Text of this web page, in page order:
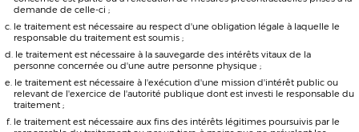
Données recueillies de façon non automatique
Nous ne collectons pas de données supplémentaires lorsque l’utilisateur
remplit certaines fonctions sur notre site.
atteindre l’objectif énoncé dans cette politique de confidentialité. Nous ne
recueillerons pas de données supplémentaires sans vous en informer au
préalable.
Comment nous utilisons les données personnelles
Les données personnelles recueillies sur notre site seront utilisées uniquement
aux fins précisées dans la présente politique ou indiquées sur les pages
pertinentes de notre site. Nous n’utiliserons pas vos données au-delà de ce que